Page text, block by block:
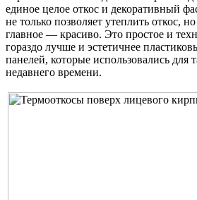
единое целое откос и декоративный
не только позволяет утеплить откос,
главное — красиво. Это простое и
гораздо лучше и эстетичнее
панелей, которые использовались для
недавнего времени.